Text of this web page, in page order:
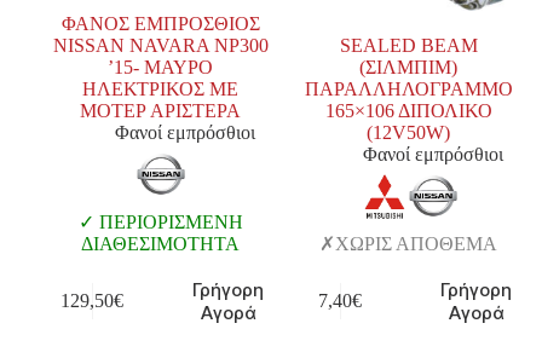
ΦΑΝΟΣ ΕΜΠΡΟΣΘΙΟΣ
NISSAN NAVARA NP300
’15- ΜΑΥΡΟ
ΗΛΕΚΤΡΙΚΟΣ ΜΕ
ΜΟΤΕΡ ΑΡΙΣΤΕΡΑ
Φανοί εμπρόσθιοι
ΠΕΡΙΟΡΙΣΜΕΝΗ
ΔΙΑΘΕΣΙΜΟΤΗΤΑ
129,50€
Γρήγορη
Αγορά
SEALED BEAM
(ΣΙΛΜΠΙΜ)
ΠΑΡΑΛΛΗΛΟΓΡΑΜΜΟ
165×106 ΔΙΠΟΛΙΚΟ
(12V50W)
Φανοί εμπρόσθιοι
ΧΩΡΙΣ ΑΠΟΘΕΜΑ
7,40€
Γρήγορη
Αγορά